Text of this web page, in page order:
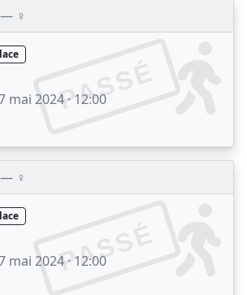
— ♀️
PASSÉ
mai 2024 · 12:00
— ♀️
PASSÉ
mai 2024 · 12:00